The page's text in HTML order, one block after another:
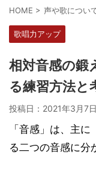
HOME > 声や歌につい
歌唱力アップ
相対音感の鍛
る練習方法と
投稿日：2021年3月7
「音感」は、主
る二つの音感に分